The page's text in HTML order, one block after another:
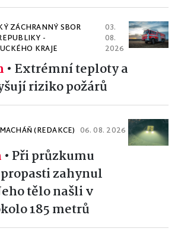
ZÁCHRANNÝ SBOR
-
KRAJE
03.
08.
2026
• Extrémní teploty a
riziko požárů
(REDAKCE) 06. 08. 2026
• Při průzkumu
zahynul
tělo našli v
185 metrů